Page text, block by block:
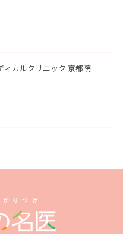
ィカルクリニック 京都院